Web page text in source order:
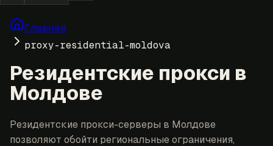
Главная
proxy-residential-moldova
Резидентские прокси в
Молдове
Резидентские прокси-серверы в Молдове
позволяют обойти региональные ограничения,